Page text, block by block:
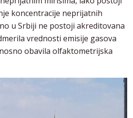
koncentracije neprijatnih
u Srbiji ne postoji akreditovana
vrednosti emisije gasova
obavila olfaktometrijska